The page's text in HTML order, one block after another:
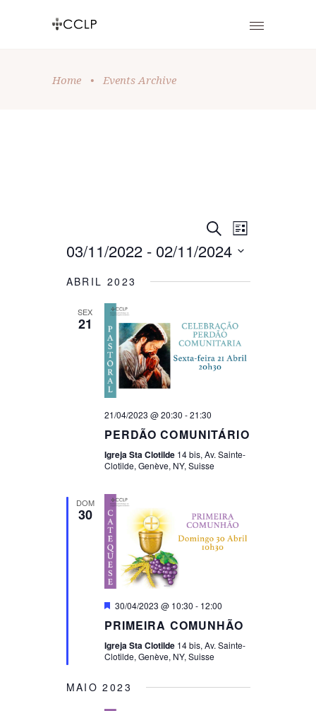
Home • Events Archive
E
V
E
T
O
S
E
A
C
H
N
D
V
I
Pesquisar
E
V
E
O
E
W
A
A
T
Lista
03/11/2022 - 02/11/2024
data
ABRIL 2023
SEX
21
21/04/2023 @ 20:30 -21:30
PERDÃO COMUNITÁRIO
Igreja Sta Clotilde 14 bis, Av. Sainte-
Clotilde, Genève, NY, Suisse
DOM
30
Destaque
30/04/2023 @ 10:30 - 12:00
PRIMEIRA COMUNHÃO
Igreja Sta Clotilde 14 bis, Av. Sainte-
Clotilde, Genève, NY, Suisse
MAIO 2023